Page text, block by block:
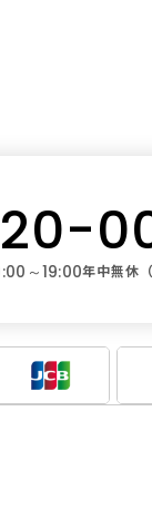
～19:00年中無休